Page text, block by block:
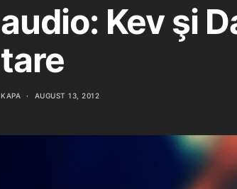
audio: Kev şi
tare
KAPA AUGUST 13, 2012